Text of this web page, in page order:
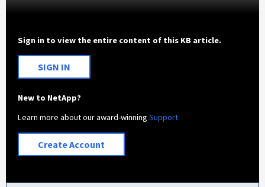
Sign in to view the entire content of this KB article.
SIGN IN
New to NetApp?
Learn more about our award-winningSupport
Create Account